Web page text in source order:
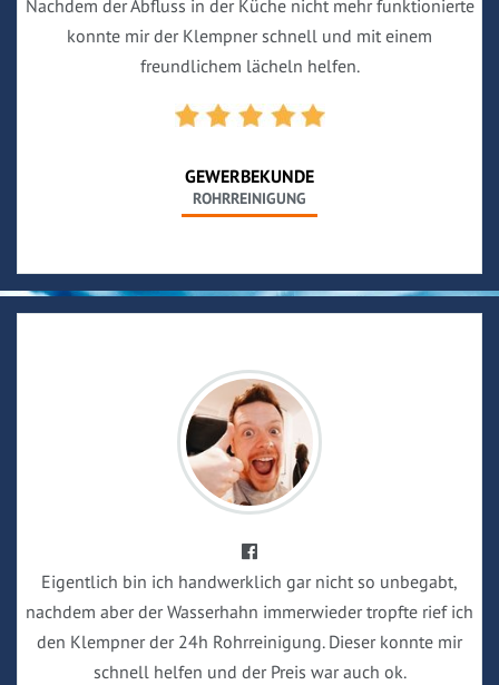
Nachdem der Abfluss in der Küche nicht mehr funktionierte
konnte mir der Klempner schnell und mit einem
freundlichem lächeln helfen.
GEWERBEKUNDE
ROHRREINIGUNG
Eigentlich bin ich handwerklich gar nicht so unbegabt,
nachdem aber der Wasserhahn immerwieder tropfte rief ich
den Klempner der 24h Rohrreinigung. Dieser konnte mir
schnell helfen und der Preis war auch ok.